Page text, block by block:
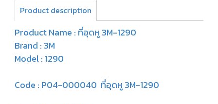
Product description
Product Name : ที่อุดหู 3M-1290
Brand : 3M
Model : 1290
Code : P04-000040 ที่อุดหู 3M-1290